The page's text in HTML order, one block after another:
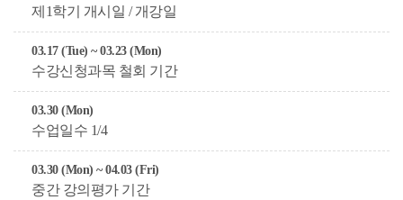
제1학기 개시일 / 개강일
03.17 (Tue) ~ 03.23 (Mon)
수강신청과목 철회 기간
03.30 (Mon)
수업일수 1/4
03.30 (Mon) ~ 04.03 (Fri)
중간 강의평가 기간